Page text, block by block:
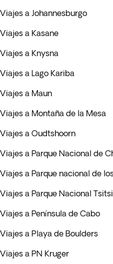
Viajes a Johannesburgo
Viajes a Kasane
Viajes a Knysna
Viajes a Lago Kariba
Viajes a Maun
Viajes a Montaña de la Mesa
Viajes a Oudtshoorn
Viajes a Parque Nacional de
Viajes a Parque nacional de
Viajes a Parque Nacional
Viajes a Península de Cabo
Viajes a Playa de Boulders
Viajes a PN Kruger